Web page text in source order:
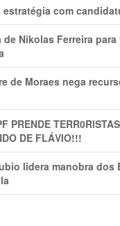
estratégia com
de Nikolas Ferreira
de Moraes nega
PRENDE
DE FLÁVIO!!!
lidera manobra